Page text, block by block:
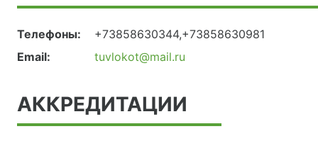
Телефоны:
+73858630344,+73858630981
Email:
tuvlokot@mail.ru
АККРЕДИТАЦИИ